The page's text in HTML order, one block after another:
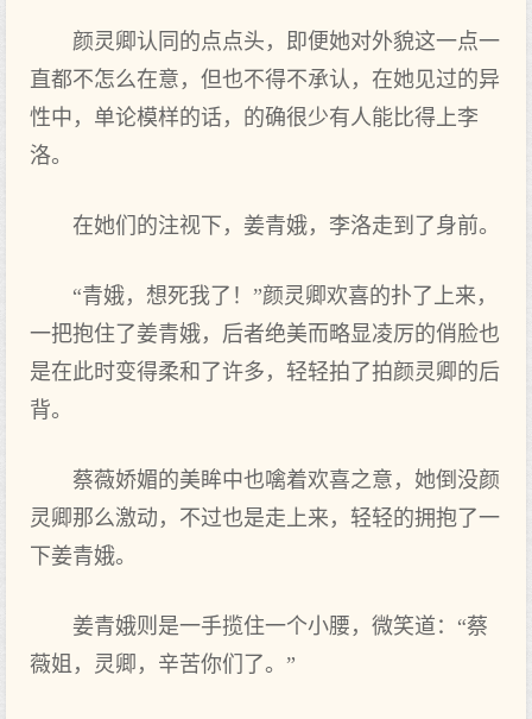
颜灵卿认同的点点头，即便她对外貌这一点一
直都不怎么在意，但也不得不承认，在她见过的异
性中，单论模样的话，的确很少有人能比得上李
洛。
在她们的注视下，姜青娥，李洛走到了身前。
“青娥，想死我了！”颜灵卿欢喜的扑了上来，
一把抱住了姜青娥，后者绝美而略显凌厉的俏脸也
是在此时变得柔和了许多，轻轻拍了拍颜灵卿的后
背。
蔡薇娇媚的美眸中也噙着欢喜之意，她倒没颜
灵卿那么激动，不过也是走上来，轻轻的拥抱了一
下姜青娥。
姜青娥则是一手揽住一个小腰，微笑道：“蔡
薇姐，灵卿，辛苦你们了。”